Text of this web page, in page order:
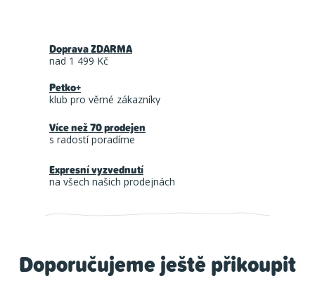
Doporučujeme ještě přikoupit
Doprava ZDARMA
nad 1 499 Kč
Petko+
klub pro věrné zákazníky
Více než 70 prodejen
s radostí poradíme
Expresní vyzvednutí
na všech našich prodejnách